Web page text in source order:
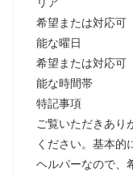
希望または対応可
能な曜日
希望または対応可
能な時間帯
特記事項
ご覧いただきあり
ください。基本的
ヘルパーなので、